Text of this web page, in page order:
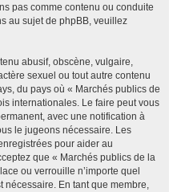
pas comme contenu ou conduite
au sujet de phpBB, veuillez
abusif, obscène, vulgaire,
sexuel ou tout autre contenu
du pays où « Marchés publics de
internationales. Le faire peut vous
avec une notification à
le jugeons nécessaire. Les
pour aider au
que « Marchés publics de la
ou verrouille n’importe quel
nécessaire. En tant que membre,